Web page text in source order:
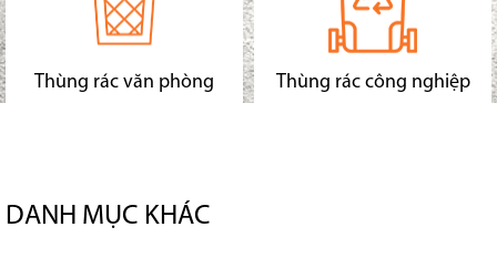
Thùng rác văn phòng Thùng rác công nghiệp
DANH MỤC KHÁC